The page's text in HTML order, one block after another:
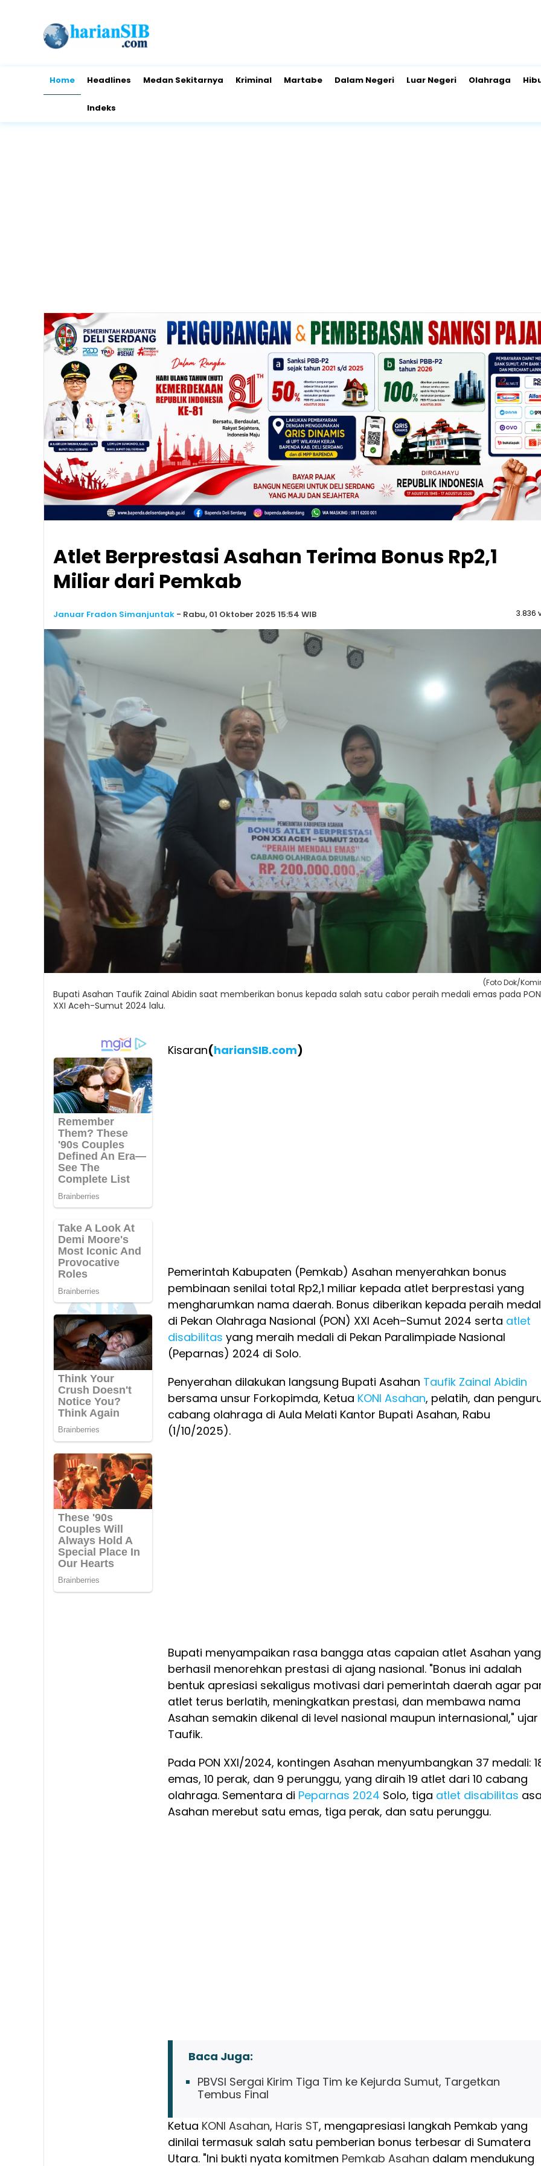
Home Headlines Medan Sekitarnya Kriminal Martabe Dalam Negeri Luar Negeri Olahraga
Indeks
Atlet Berprestasi Asahan Terima Bonus Rp2,1
Miliar dari Pemkab
Januar Fradon Simanjuntak - Rabu, 01 Oktober 2025 15:54 WIB 3.836
(Foto Dok/
Bupati Asahan Taufik Zainal Abidin saat memberikan bonus kepada salah satu cabor peraih medali emas pada PON
XXI Aceh-Sumut 2024 lalu.
Kisaran(harianSIB.com)
Pemerintah Kabupaten (Pemkab) Asahan menyerahkan bonus
pembinaan senilai total Rp2,1 miliar kepada atlet berprestasi yang
mengharumkan nama daerah. Bonus diberikan kepada peraih
di Pekan Olahraga Nasional (PON) XXI Aceh–Sumut 2024 serta atlet
disabilitas yang meraih medali di Pekan Paralimpiade Nasional
(Peparnas) 2024 di Solo.
Penyerahan dilakukan langsung Bupati Asahan Taufik Zainal Abidin
bersama unsur Forkopimda, Ketua KONI Asahan, pelatih, dan
cabang olahraga di Aula Melati Kantor Bupati Asahan, Rabu
(1/10/2025).
Bupati menyampaikan rasa bangga atas capaian atlet Asahan yang
berhasil menorehkan prestasi di ajang nasional. "Bonus ini adalah
bentuk apresiasi sekaligus motivasi dari pemerintah daerah agar
atlet terus berlatih, meningkatkan prestasi, dan membawa nama
Asahan semakin dikenal di level nasional maupun internasional," ujar
Taufik.
Pada PON XXI/2024, kontingen Asahan menyumbangkan 37 medali:
emas, 10 perak, dan 9 perunggu, yang diraih 19 atlet dari 10 cabang
olahraga. Sementara di Peparnas 2024 Solo, tiga atlet disabilitas
Asahan merebut satu emas, tiga perak, dan satu perunggu.
Baca Juga:
PBVSI Sergai Kirim Tiga Tim ke Kejurda Sumut, Targetkan
Tembus Final
Ketua KONI Asahan, Haris ST, mengapresiasi langkah Pemkab yang
dinilai termasuk salah satu pemberian bonus terbesar di Sumatera
Utara. "Ini bukti nyata komitmen Pemkab Asahan dalam mendukung